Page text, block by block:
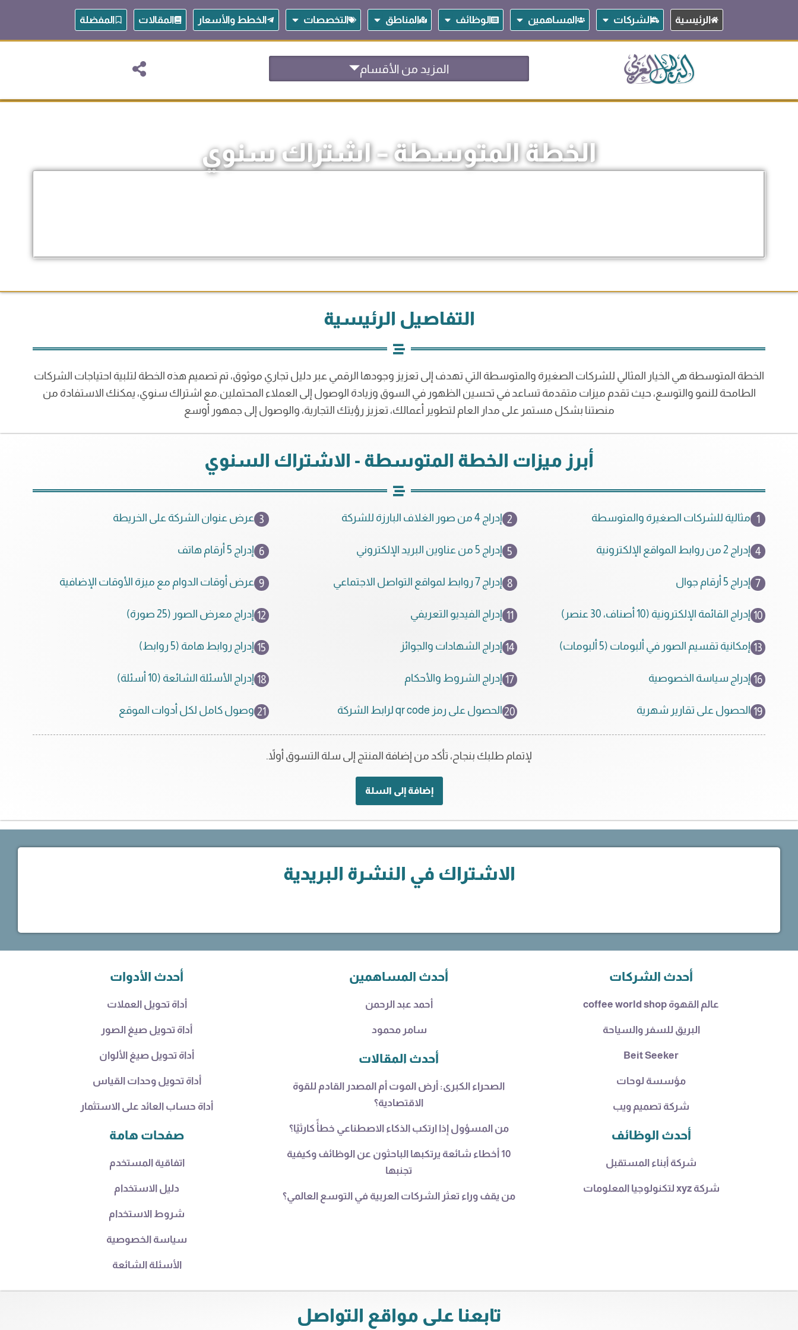
المحتوى
الرئيسية الشركات Open الشركات المساهمين Open المساهمين الوظائف Open الوظائف المناطق Open المناطق التخصصات Open التخصصات الخطط والأسعار المقالات المفضلة
المزيد من الأقسام
الخطة المتوسطة – اشتراك سنوي
التفاصيل الرئيسية
الخطة المتوسطة هي الخيار المثالي للشركات الصغيرة والمتوسطة التي تهدف إلى تعزيز وجودها الرقمي عبر دليل تجاري موثوق، تم تصميم هذه الخطة لتلبية احتياجات الشركات
الطامحة للنمو والتوسع، حيث تقدم ميزات متقدمة تساعد في تحسين الظهور في السوق وزيادة الوصول إلى العملاء المحتملين.مع اشتراك سنوي، يمكنك الاستفادة من
منصتنا بشكل مستمر على مدار العام لتطوير أعمالك، تعزيز رؤيتك التجارية، والوصول إلى جمهور أوسع
أبرز ميزات الخطة المتوسطة - الاشتراك السنوي
1 مثالية للشركات الصغيرة والمتوسطة 2 إدراج 4 من صور الغلاف البارزة للشركة 3 عرض عنوان الشركة على الخريطة
4 إدراج 2 من روابط المواقع الإلكترونية 5 إدراج 5 من عناوين البريد الإلكتروني 6 إدراج 5 أرقام هاتف
7 إدراج 5 أرقام جوال 8 إدراج 7 روابط لمواقع التواصل الاجتماعي 9 عرض أوقات الدوام مع ميزة الأوقات الإضافية
10 إدراج القائمة الإلكترونية (10 أصناف، 30 عنصر) 11 إدراج الفيديو التعريفي 12 إدراج معرض الصور (25 صورة)
13 إمكانية تقسيم الصور في ألبومات (5 ألبومات) 14 إدراج الشهادات والجوائز 15 إدراج روابط هامة (5 روابط)
16 إدراج سياسة الخصوصية 17 إدراج الشروط والأحكام 18 إدراج الأسئلة الشائعة (10 أسئلة)
19 الحصول على تقارير شهرية 20 الحصول على رمز qr code لرابط الشركة 21 وصول كامل لكل أدوات الموقع
لإتمام طلبك بنجاح، تأكد من إضافة المنتج إلى سلة التسوق أولاً.
الخطة
المتوسطة
اشتراك
إضافة إلى السلة
الاشتراك في النشرة البريدية
أحدث الشركات
عالم القهوة coffee world shop
البريق للسفر والسياحة
Beit Seeker
مؤسسة لوحات
شركة تصميم ويب
أحدث الوظائف
شركة أبناء المستقبل
شركة xyz لتكنولوجيا المعلومات
أحدث المساهمين
أحمد عبد الرحمن
سامر محمود
أحدث المقالات
الصحراء الكبرى: أرض الموت أم المصدر القادم للقوة
الاقتصادية؟
من المسؤول إذا ارتكب الذكاء الاصطناعي خطأً كارثيًا؟
10 أخطاء شائعة يرتكبها الباحثون عن الوظائف وكيفية
تجنبها
من يقف وراء تعثر الشركات العربية في التوسع العالمي؟
أحدث الأدوات
أداة تحويل العملات
أداة تحويل صيغ الصور
أداة تحويل صيغ الألوان
أداة تحويل وحدات القياس
أداة حساب العائد على الاستثمار
صفحات هامة
اتفاقية المستخدم
دليل الاستخدام
شروط الاستخدام
سياسة الخصوصية
الأسئلة الشائعة
تابعنا على مواقع التواصل